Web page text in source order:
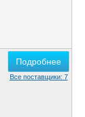
Подробнее
Все поставщики: 7